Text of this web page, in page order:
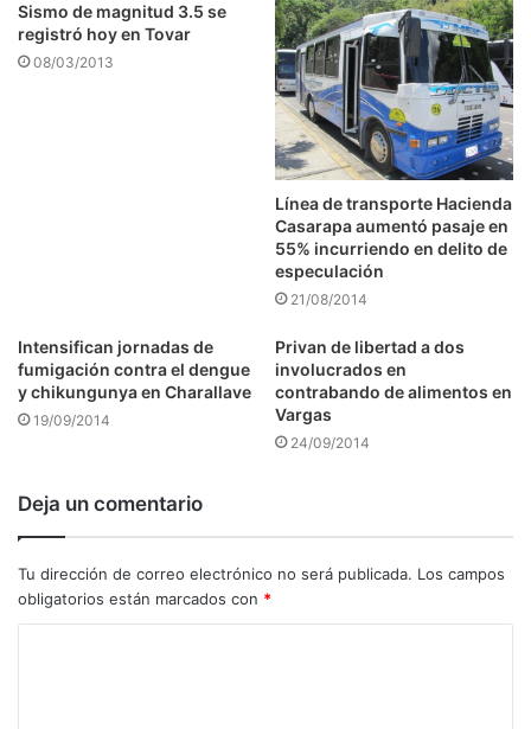
Sismo de magnitud 3.5 se
registró hoy en Tovar
08/03/2013
Línea de transporte Hacienda
Casarapa aumentó pasaje en
55% incurriendo en delito de
especulación
21/08/2014
Intensifican jornadas de
fumigación contra el dengue
y chikungunya en Charallave
19/09/2014
Privan de libertad a dos
involucrados en
contrabando de alimentos en
Vargas
24/09/2014
Deja un comentario
Tu dirección de correo electrónico no será publicada. Los campos
obligatorios están marcados con *